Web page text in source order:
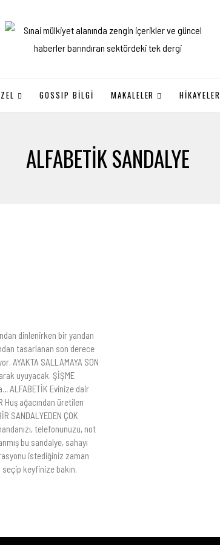
GOSSIP BILGI MAKALELER HİKAYELER
ALFABETIK SANDALYE
dinlenirken bir yandan
tasarlanan son derece
AYAKTA SALLAMAYA SON
uyuyacak. ŞİŞME
ALFABETİK Evinize dair
Huş ağacından üretilen
ÇOK
telefonunuzu, not
bu sandalye, sahayı
istediğiniz zaman
keyfinize bakın.